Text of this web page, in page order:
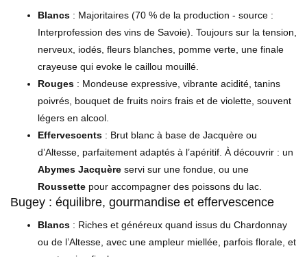
Blancs : Majoritaires (70 % de la production - source :
Interprofession des vins de Savoie). Toujours sur la tension,
nerveux, iodés, fleurs blanches, pomme verte, une finale
crayeuse qui evoke le caillou mouillé.
Rouges : Mondeuse expressive, vibrante acidité, tanins
poivrés, bouquet de fruits noirs frais et de violette, souvent
légers en alcool.
Effervescents : Brut blanc à base de Jacquère ou
d’Altesse, parfaitement adaptés à l’apéritif. À découvrir : un
Abymes Jacquère servi sur une fondue, ou une
Roussette pour accompagner des poissons du lac.
Bugey : équilibre, gourmandise et effervescence
Blancs : Riches et généreux quand issus du Chardonnay
ou de l’Altesse, avec une ampleur miellée, parfois florale, et